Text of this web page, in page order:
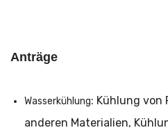
Anträge
Wasserkühlung: Kühlung von
anderen Materialien,